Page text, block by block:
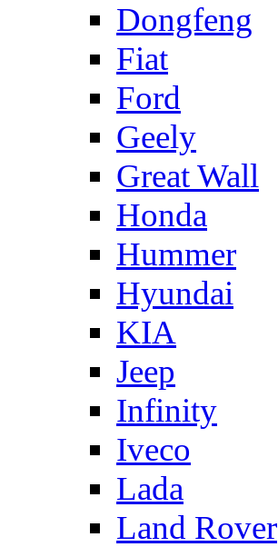
Dongfeng
Fiat
Ford
Geely
Great Wall
Honda
Hummer
Hyundai
KIA
Jeep
Infinity
Iveco
Lada
Land Rover